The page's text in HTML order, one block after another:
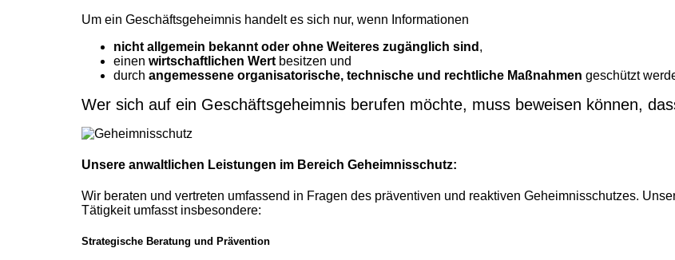
Um ein Geschäftsgeheimnis handelt es sich nur, wenn Informationen
nicht allgemein bekannt oder ohne Weiteres zugänglich sind ,
einen wirtschaftlichen Wert besitzen und
durch angemessene organisatorische, technische und rechtliche Maßnahmen geschützt
Wer sich auf ein Geschäftsgeheimnis berufen möchte, muss beweisen können,
Unsere anwaltlichen Leistungen im Bereich Geheimnisschutz:
Wir beraten und vertreten umfassend in Fragen des präventiven und reaktiven Geheimnisschutzes.
Tätigkeit umfasst insbesondere:
Strategische Beratung und Prävention